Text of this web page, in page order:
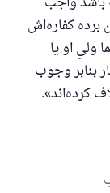
برده کفاره‌اش
ولیِ او یا
بنابر وجوب
کرده‌اند».